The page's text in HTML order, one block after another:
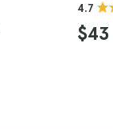
4.7
$43